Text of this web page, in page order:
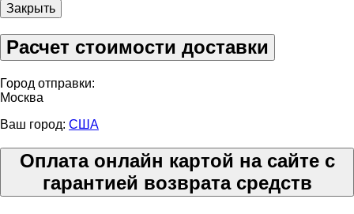
Закрыть
Расчет стоимости доставки
Город отправки:
Москва
Ваш город: США
Оплата онлайн картой на сайте с
гарантией возврата средств